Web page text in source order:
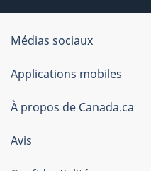
Organisation
du
gouvernement
du
Canada
Médias sociaux
Applications mobiles
À propos de Canada.ca
Avis